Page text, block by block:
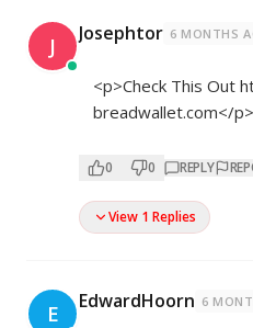
J Josephtor 6 MONTHS
<p>Check This Out
breadwallet.com</p>
0 0 REPLY
View 1 Replies
E EdwardHoorn 6